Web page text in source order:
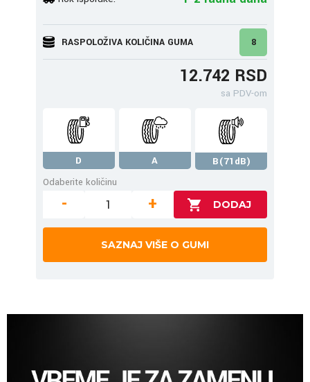
RASPOLOŽIVA KOLIČINA GUMA 8
12.742 RSD
sa PDV-om
D A
B(71dB)
Odaberite količinu
- +
SAZNAJ VIŠE O GUMI